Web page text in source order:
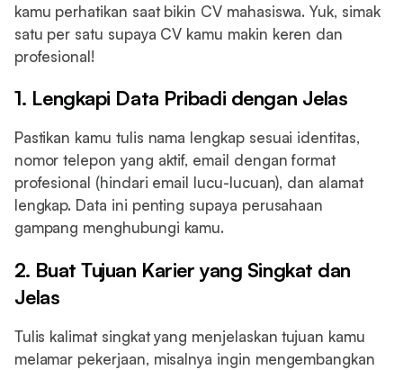
kamu perhatikan saat bikin CV mahasiswa. Yuk, simak
satu per satu supaya CV kamu makin keren dan
profesional!
1. Lengkapi Data Pribadi dengan Jelas
Pastikan kamu tulis nama lengkap sesuai identitas,
nomor telepon yang aktif, email dengan format
profesional (hindari email lucu-lucuan), dan alamat
lengkap. Data ini penting supaya perusahaan
gampang menghubungi kamu.
2. Buat Tujuan Karier yang Singkat dan
Jelas
Tulis kalimat singkat yang menjelaskan tujuan kamu
melamar pekerjaan, misalnya ingin mengembangkan